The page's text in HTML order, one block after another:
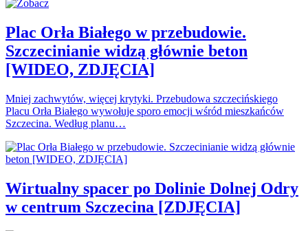
Plac Orła Białego w przebudowie.
Szczecinianie widzą głównie beton
[WIDEO, ZDJĘCIA]
Mniej zachwytów, więcej krytyki. Przebudowa szczecińskiego
Placu Orła Białego wywołuje sporo emocji wśród mieszkańców
Szczecina. Według planu…
Wirtualny spacer po Dolinie Dolnej Odry
w centrum Szczecina [ZDJĘCIA]